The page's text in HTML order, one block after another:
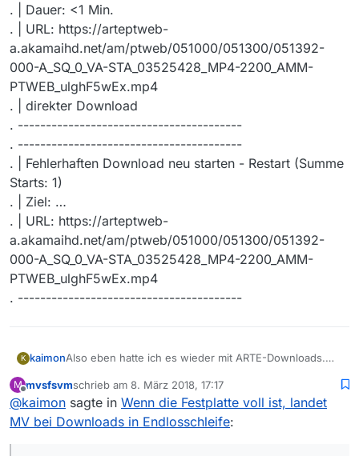
. | Dauer: <1 Min.
. | URL: https://arteptweb-
a.akamaihd.net/am/ptweb/051000/051300/051392-
000-A_SQ_0_VA-STA_03525428_MP4-2200_AMM-
PTWEB_ulghF5wEx.mp4
. | direkter Download
. ----------------------------------------
. ----------------------------------------
. | Fehlerhaften Download neu starten - Restart (Summe
Starts: 1)
. | Ziel: …
. | URL: https://arteptweb-
a.akamaihd.net/am/ptweb/051000/051300/051392-
000-A_SQ_0_VA-STA_03525428_MP4-2200_AMM-
PTWEB_ulghF5wEx.mp4
. ----------------------------------------
K kaimonAlso eben hatte ich es wieder mit ARTE-Downloads.
Abspielen startet, aber nach einigen Sekunden
abbricht. Der Downloader versucht es dann immer
wieder mit der Meldung, die “Datei existiert schon”,
Möglicherweise bringe ich hier verschiedene Probleme
durcheinander. Sorry daß ich es nicht klarer darstellen
kann.
Hier ein Ausschnitt aus dem log der sich so oder
M
Offline
mvsfsvmschrieb am 8. März 2018, 17:17
zuletzt editiert von
@kaimon sagte in Wenn die Festplatte voll ist, landet
MV bei Downloads in Endlosschleife: